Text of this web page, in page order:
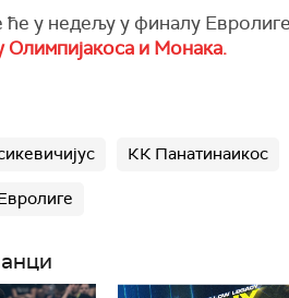
у недељу у финалу
Олимпијакоса и Монака.
КК Панатинаикос